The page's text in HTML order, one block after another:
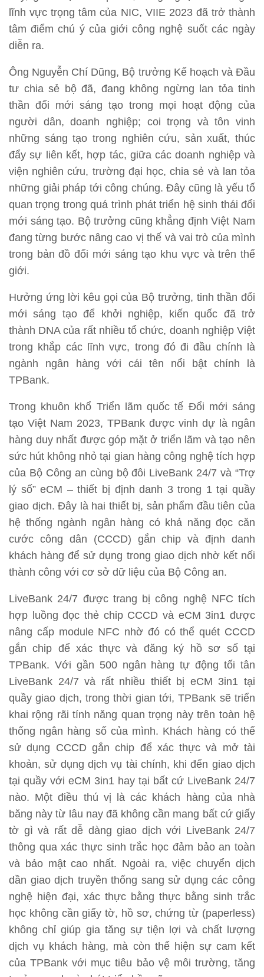
lĩnh vực trọng tâm của NIC, VIIE 2023 đã trở thành
tâm điểm chú ý của giới công nghệ suốt các ngày
diễn ra.
Ông Nguyễn Chí Dũng, Bộ trưởng Kế hoạch và Đầu
tư chia sẻ bộ đã, đang không ngừng lan tỏa tinh
thần đổi mới sáng tạo trong mọi hoạt động của
người dân, doanh nghiệp; coi trọng và tôn vinh
những sáng tạo trong nghiên cứu, sản xuất, thúc
đẩy sự liên kết, hợp tác, giữa các doanh nghiệp và
viện nghiên cứu, trường đại học, chia sẻ và lan tỏa
những giải pháp tới công chúng. Đây cũng là yếu tố
quan trọng trong quá trình phát triển hệ sinh thái đổi
mới sáng tạo. Bộ trưởng cũng khẳng định Việt Nam
đang từng bước nâng cao vị thế và vai trò của mình
trong bản đồ đổi mới sáng tạo khu vực và trên thế
giới.
Hưởng ứng lời kêu gọi của Bộ trưởng, tinh thần đổi
mới sáng tạo để khởi nghiệp, kiến quốc đã trở
thành DNA của rất nhiều tổ chức, doanh nghiệp Việt
trong khắp các lĩnh vực, trong đó đi đầu chính là
ngành ngân hàng với cái tên nổi bật chính là
TPBank.
Trong khuôn khổ Triển lãm quốc tế Đổi mới sáng
tạo Việt Nam 2023, TPBank được vinh dự là ngân
hàng duy nhất được góp mặt ở triển lãm và tạo nên
sức hút không nhỏ tại gian hàng công nghệ tích hợp
của Bộ Công an cùng bộ đôi LiveBank 24/7 và “Trợ
lý số” eCM – thiết bị định danh 3 trong 1 tại quầy
giao dịch. Đây là hai thiết bị, sản phẩm đầu tiên của
hệ thống ngành ngân hàng có khả năng đọc căn
cước công dân (CCCD) gắn chip và định danh
khách hàng để sử dụng trong giao dịch nhờ kết nối
thành công với cơ sở dữ liệu của Bộ Công an.
LiveBank 24/7 được trang bị công nghệ NFC tích
hợp luồng đọc thẻ chip CCCD và eCM 3in1 được
nâng cấp module NFC nhờ đó có thể quét CCCD
gắn chip để xác thực và đăng ký hồ sơ số tại
TPBank. Với gần 500 ngân hàng tự động tối tân
LiveBank 24/7 và rất nhiều thiết bị eCM 3in1 tại
quầy giao dịch, trong thời gian tới, TPBank sẽ triển
khai rộng rãi tính năng quan trọng này trên toàn hệ
thống ngân hàng số của mình. Khách hàng có thể
sử dụng CCCD gắn chip để xác thực và mở tài
khoản, sử dụng dịch vụ tài chính, khi đến giao dịch
tại quầy với eCM 3in1 hay tại bất cứ LiveBank 24/7
nào. Một điều thú vị là các khách hàng của nhà
băng này từ lâu nay đã không cần mang bất cứ giấy
tờ gì và rất dễ dàng giao dịch với LiveBank 24/7
thông qua xác thực sinh trắc học đảm bảo an toàn
và bảo mật cao nhất. Ngoài ra, việc chuyển dịch
dần giao dịch truyền thống sang sử dụng các công
nghệ hiện đại, xác thực bằng thực bằng sinh trắc
học không cần giấy tờ, hồ sơ, chứng từ (paperless)
không chỉ giúp gia tăng sự tiện lợi và chất lượng
dịch vụ khách hàng, mà còn thể hiện sự cam kết
của TPBank với mục tiêu bảo vệ môi trường, tăng